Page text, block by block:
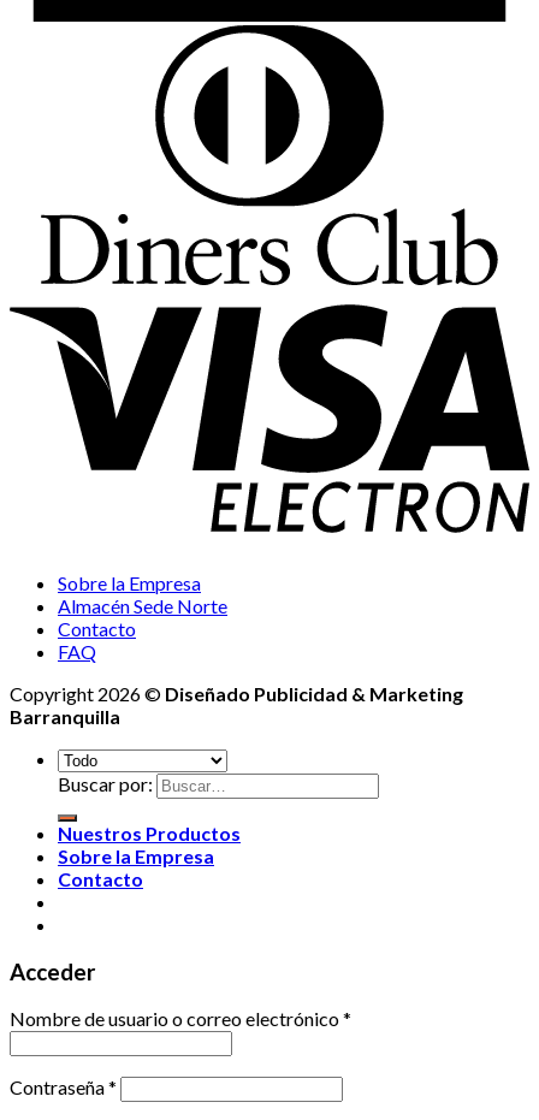
Sobre la Empresa
Almacén Sede Norte
Contacto
FAQ
Copyright 2026 © Diseñado Publicidad & Marketing
Barranquilla
Buscar por:
Nuestros Productos
Sobre la Empresa
Contacto
Acceder
Nombre de usuario o correo electrónico*
Contraseña*